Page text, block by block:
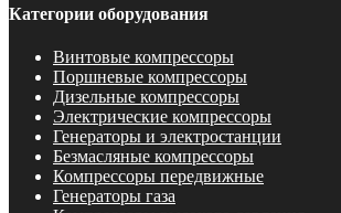
Категории оборудования
Винтовые компрессоры
Поршневые компрессоры
Дизельные компрессоры
Электрические компрессоры
Генераторы и электростанции
Безмасляные компрессоры
Компрессоры передвижные
Генераторы газа